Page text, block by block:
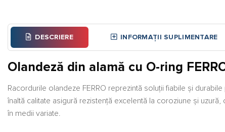
DESCRIERE INFORMAȚII SUPLIMENTARE
Olandeză din alamă cu O-ring
Racordurile olandeze FERRO reprezintă soluții fiabile și
înaltă calitate asigură rezistență excelentă la coroziune și
în medii variate.